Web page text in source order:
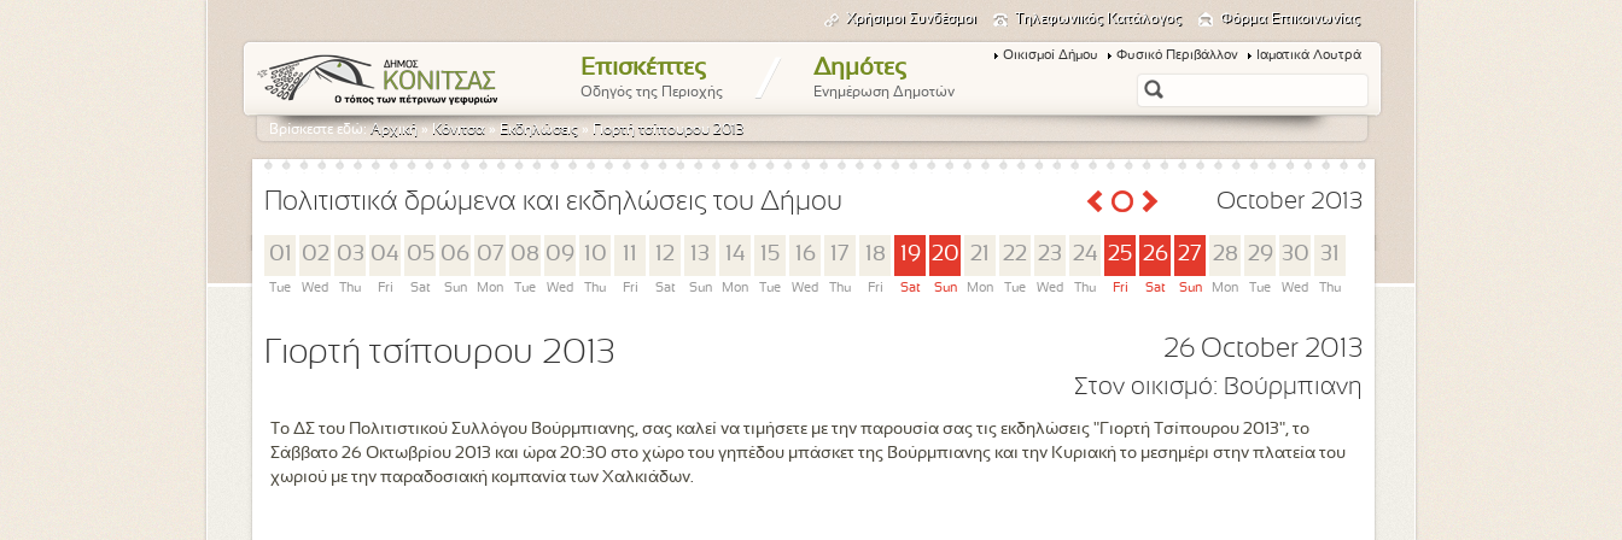
Χρήσιμοι Συνδέσμοι Τηλεφωνικός Κατάλογος Φόρμα Επικοινωνίας
Επισκέπτες
Οδηγός της Περιοχής / Δημότες
Ενημέρωση Δημοτών
Οικισμοί Δήμου Φυσικό Περιβάλλον Ιαματικά Λουτρά
Βρίσκεστε εδώ:Αρχική » Κόνιτσα » Εκδηλώσεις » Γιορτή τσίπουρου 2013
Πολιτιστικά δρώμενα και εκδηλώσεις του Δήμου October 2013
01
Tue
02
Wed
03
Thu
04
Fri
05
Sat
06
Sun
07
Mon
08
Tue
09
Wed
10
Thu Fri
12
Sat
13
Sun
14
Mon
15
Tue
16
Wed
17
Thu
18
Fri
19
Sat
20
Sun
21
Mon
22
Tue
23
Wed
24
Thu
25
Fri
26
Sat
27
Sun
28
Mon
29
Tue
30
Wed
31
Thu
Γιορτή τσίπουρου 2013 26 October 2013
Στον οικισμό: Βούρμπιανη
Το ΔΣ του Πολιτιστικού Συλλόγου Βούρμπιανης, σας καλεί να τιμήσετε με την παρουσία σας τις εκδηλώσεις "Γιορτή Τσίπουρου 2013", το
Σάββατο 26 Οκτωβρίου 2013 και ώρα 20:30 στο χώρο του γηπέδου μπάσκετ της Βούρμπιανης και την Κυριακή το μεσημέρι στην πλατεία του
χωριού με την παραδοσιακή κομπανία των Χαλκιάδων.